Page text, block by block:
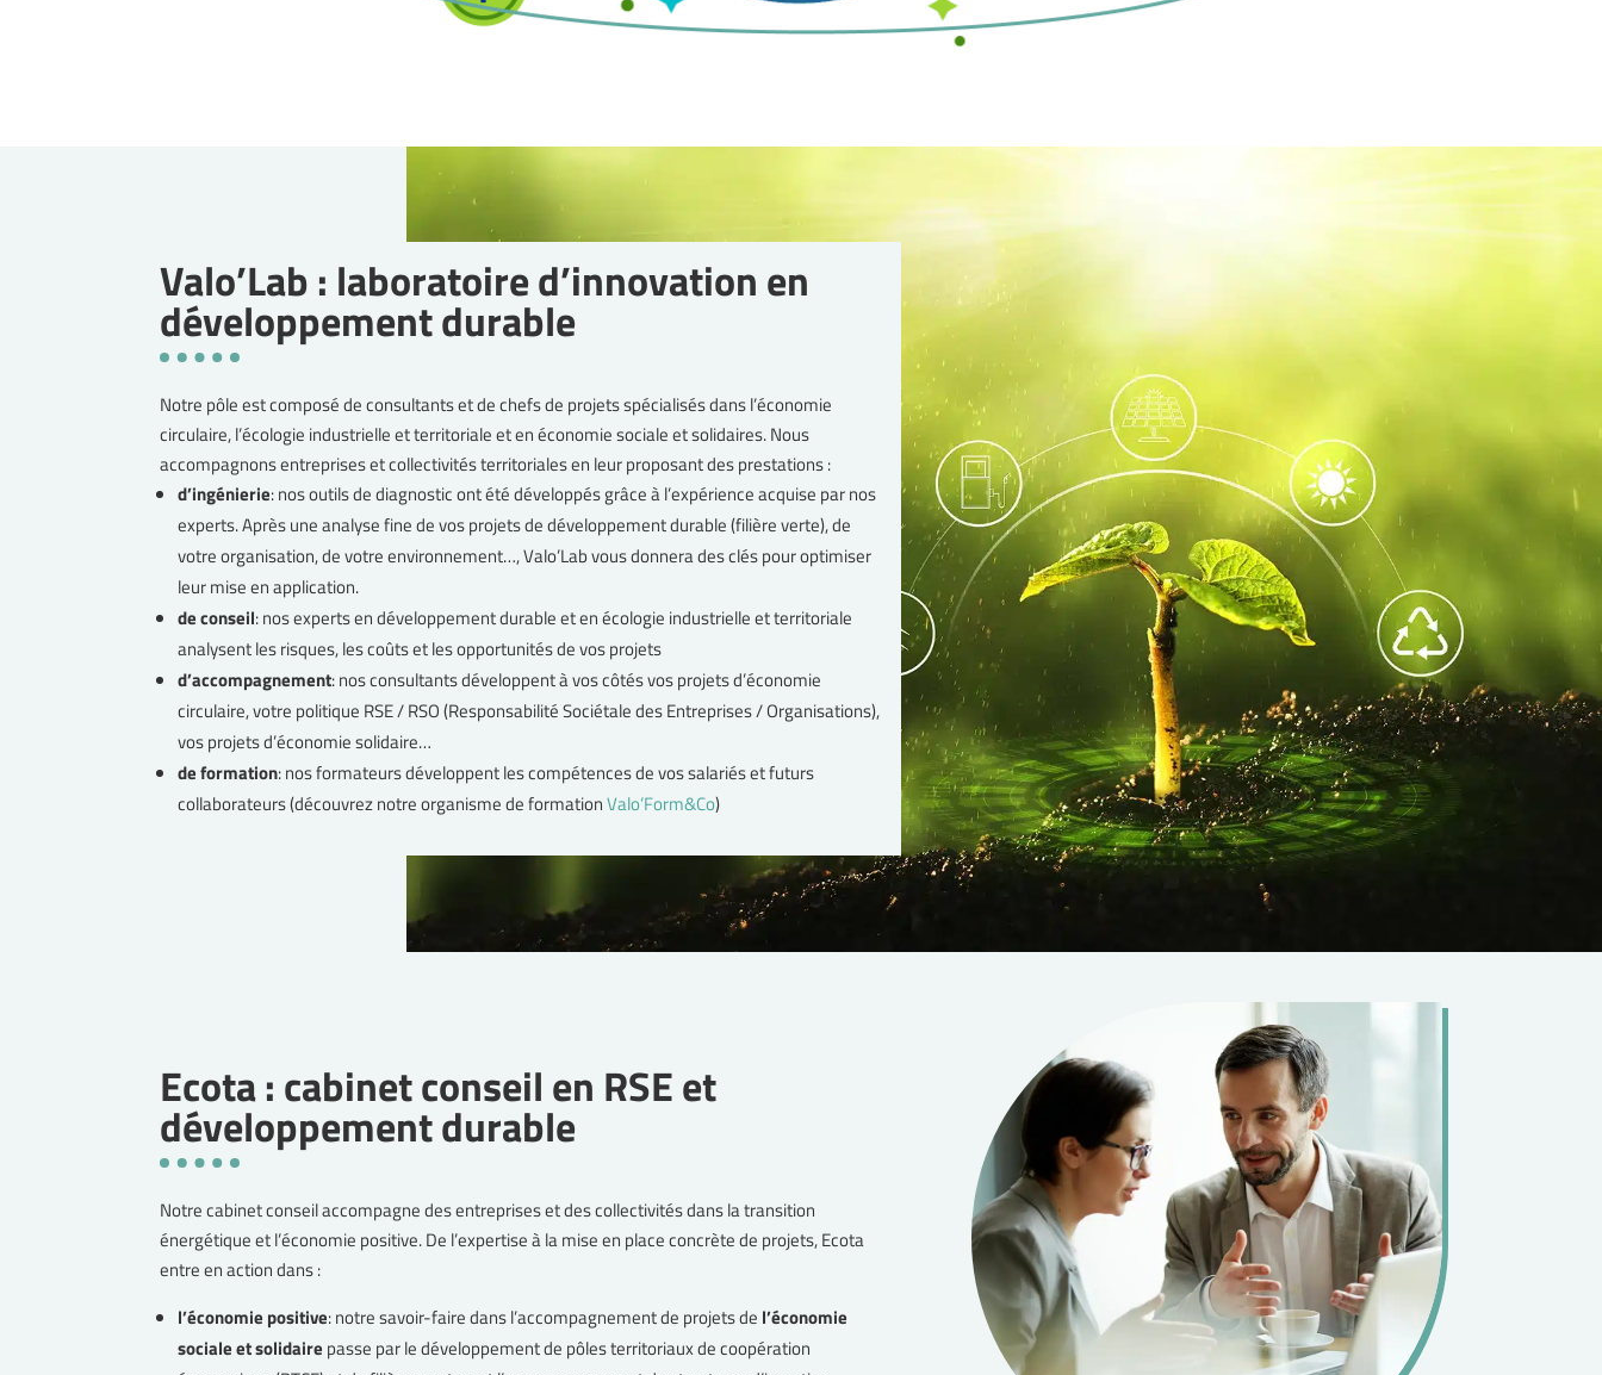
Valo’Lab : laboratoire d’innovation en
développement durable
Notre pôle est composé de consultants et de chefs de projets spécialisés dans l’économie
circulaire, l’écologie industrielle et territoriale et en économie sociale et solidaires. Nous
accompagnons entreprises et collectivités territoriales en leur proposant des prestations :
d’ingénierie: nos outils de diagnostic ont été développés grâce à l’expérience acquise par nos
experts. Après une analyse fine de vos projets de développement durable (filière verte), de
votre organisation, de votre environnement…, Valo’Lab vous donnera des clés pour optimiser
leur mise en application.
de conseil: nos experts en développement durable et en écologie industrielle et territoriale
analysent les risques, les coûts et les opportunités de vos projets
d’accompagnement: nos consultants développent à vos côtés vos projets d’économie
circulaire, votre politique RSE / RSO (Responsabilité Sociétale des Entreprises / Organisations),
vos projets d’économie solidaire…
de formation: nos formateurs développent les compétences de vos salariés et futurs
collaborateurs (découvrez notre organisme de formationValo’Form&Co)
Ecota : cabinet conseil en RSE et
développement durable
Notre cabinet conseil accompagne des entreprises et des collectivités dans la transition
énergétique et l’économie positive. De l’expertise à la mise en place concrète de projets, Ecota
entre en action dans :
l’économie positive: notre savoir-faire dans l’accompagnement de projets de l’économie
sociale et solidaire passe par le développement de pôles territoriaux de coopération